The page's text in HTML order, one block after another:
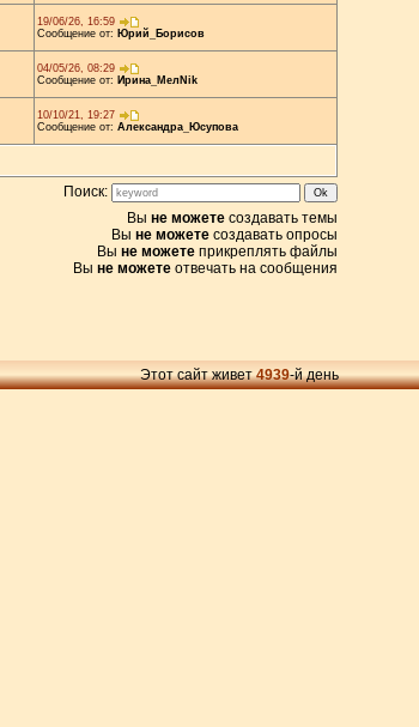
19/06/26, 16:59
Сообщение от: Юрий_Борисов
04/05/26, 08:29
Сообщение от: Ирина_МелNik
10/10/21, 19:27
Сообщение от:Александра_Юсупова
Поиск:
Выне можете создавать темы
Выне можете создавать опросы
Выне можете прикреплять файлы
Выне можете отвечать на сообщения
Этот сайт живет4939-й день